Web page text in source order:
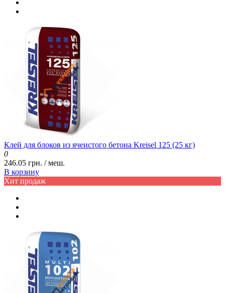
Клей для блоков из ячеистого бетона Kreisel 125 (25 кг)
0
246.05 грн. / меш.
В корзину
Хит продаж